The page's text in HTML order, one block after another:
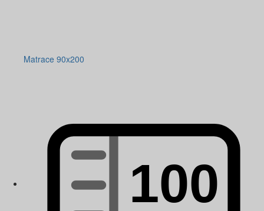
Matrace 90x200